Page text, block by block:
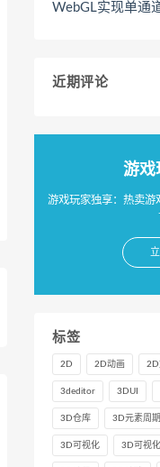
WebGL实现单通
近期评论
游戏
游戏玩家独享：热卖游
标签
2D 2D动画 2D
3deditor 3DUI
3D仓库 3D元素周
3D可视化 3D可视